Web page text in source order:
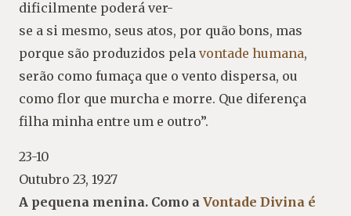
dificilmente poderá ver-
se a si mesmo, seus atos, por quão bons, mas
porque são produzidos pela vontade humana,
serão como fumaça que o vento dispersa, ou
como flor que murcha e morre. Que diferença
filha minha entre um e outro”.
23-10
Outubro 23, 1927
A pequena menina. Como a Vontade Divina é